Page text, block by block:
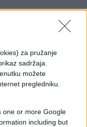
za pružanje
sadržaja.
možete
pregledniku.
one or more Google
including but
obavlja
ili boji
koje svrbe,
ranije.
potrebno je
cijelo
dodatne